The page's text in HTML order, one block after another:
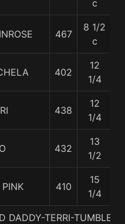
c
467
8 1/2
c
402
12
1/4
438
12
1/4
432
13
1/2
410
15
1/4
DADDY-TERRI-